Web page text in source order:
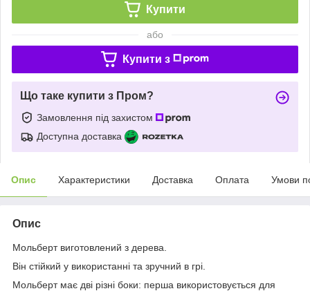
Купити
або
Купити з
Що таке купити з Пром?
Замовлення під захистом
Доступна доставка
Опис Характеристики Доставка Оплата Умови
Опис
Мольберт виготовлений з дерева.
Він стійкий у використанні та зручний в грі.
Мольберт має дві різні боки: перша використовується для